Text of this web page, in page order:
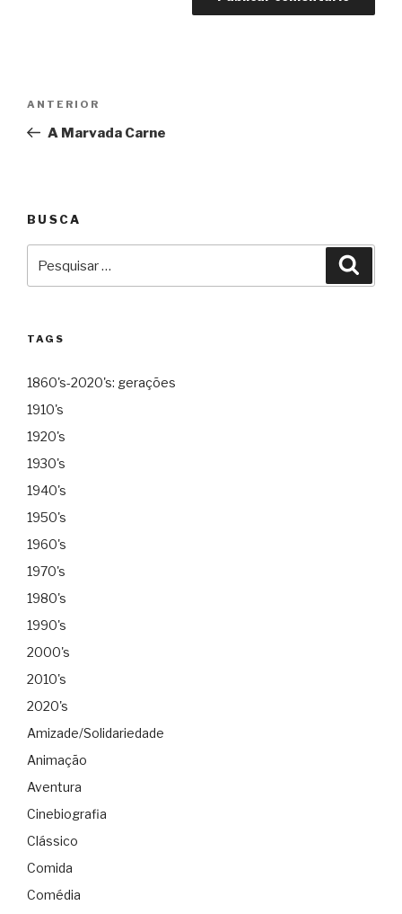
Post
Anterior
ANTERIOR
A Marvada Carne
BUSCA
por:
TAGS
1860's-2020's: gerações
1910's
1920's
1930's
1940's
1950's
1960's
1970's
1980's
1990's
2000's
2010's
2020's
Amizade/Solidariedade
Animação
Aventura
Cinebiografia
Clássico
Comida
Comédia